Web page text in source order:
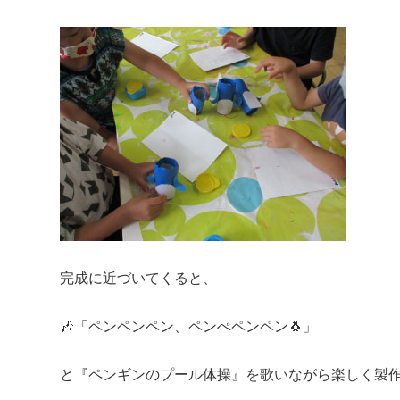
完成に近づいてくると、
🎶「ペンペンペン、ペンぺペンペン🐧」
と『ペンギンのプール体操』を歌いながら楽しく製